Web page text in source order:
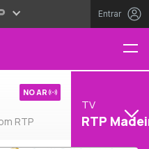
Entrar
RTP
NO AR
TV
RTP